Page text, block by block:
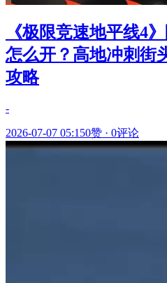
《极限竞速地平线4
怎么开？高地冲刺街
攻略
-
2026-07-07 05:150赞 · 0评论